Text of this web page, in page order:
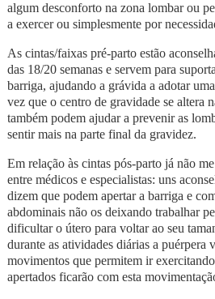
algum desconforto na zona lombar ou
a exercer ou simplesmente por
As cintas/faixas pré-parto estão
das 18/20 semanas e servem para
barriga, ajudando a grávida a adotar
vez que o centro de gravidade se altera
também podem ajudar a prevenir as
sentir mais na parte final da gravidez.
Em relação às cintas pós-parto já não
entre médicos e especialistas: uns
dizem que podem apertar a barriga e
abdominais não os deixando trabalhar
dificultar o útero para voltar ao seu
durante as atividades diárias a puérpera
movimentos que permitem ir
apertados ficarão com esta